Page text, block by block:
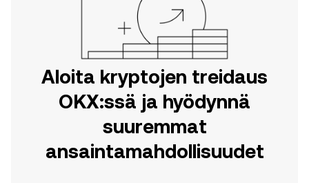
Aloita kryptojen treidaus
OKX:ssä ja hyödynnä
suuremmat
ansaintamahdollisuudet